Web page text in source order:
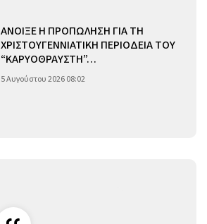
ΑΝΟΙΞΕ Η ΠΡΟΠΩΛΗΣΗ ΓΙΑ ΤΗ
ΧΡΙΣΤΟΥΓΕΝΝΙΑΤΙΚΗ ΠΕΡΙΟΔΕΙΑ ΤΟΥ
“ΚΑΡΥΟΘΡΑΥΣΤΗ”…
5 Αυγούστου 2026 08:02